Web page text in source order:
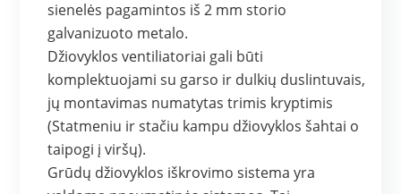
sienelės pagamintos iš 2 mm storio
galvanizuoto metalo.
Džiovyklos ventiliatoriai gali būti
komplektuojami su garso ir dulkių duslintuvais,
jų montavimas numatytas trimis kryptimis
(Statmeniu ir stačiu kampu džiovyklos šahtai o
taipogi į viršų).
Grūdų džiovyklos iškrovimo sistema yra